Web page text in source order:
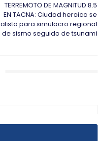
TERREMOTO DE MAGNITUD 8.5
EN TACNA: Ciudad heroica se
alista para simulacro regional
de sismo seguido de tsunami